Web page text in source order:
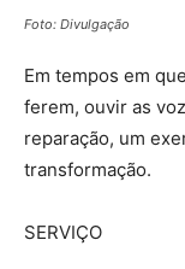
Foto: Divulgação
Em tempos em
ferem, ouvir as
reparação, um
transformação.
SERVIÇO